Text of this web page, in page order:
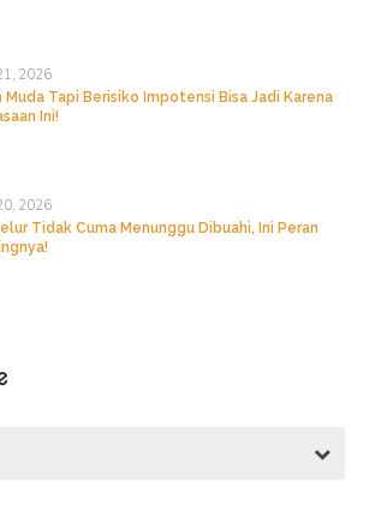
2026
Muda Tapi Berisiko Impotensi Bisa Jadi Karena
Ini!
2026
Tidak Cuma Menunggu Dibuahi, Ini Peran